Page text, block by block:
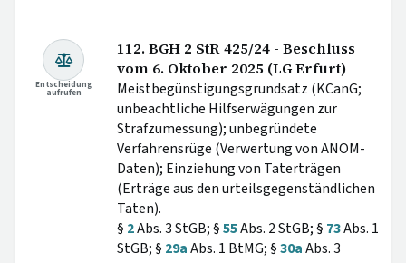
Entscheidung
aufrufen
112. BGH 2 StR 425/24 - Beschluss
vom 6. Oktober 2025 (LG Erfurt)
Meistbegünstigungsgrundsatz (KCanG;
unbeachtliche Hilfserwägungen zur
Strafzumessung); unbegründete
Verfahrensrüge (Verwertung von ANOM-
Daten); Einziehung von Taterträgen
(Erträge aus den urteilsgegenständlichen
Taten).
§ 2Abs. 3 StGB; §55Abs. 2 StGB; § 73Abs. 1
StGB; § 29aAbs. 1 BtMG; §30aAbs. 3